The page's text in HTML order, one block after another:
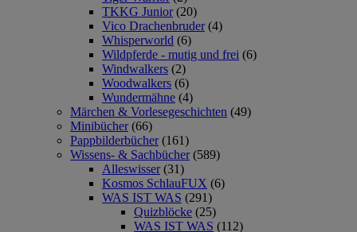
TKKG Junior (20)
Vico Drachenbruder (4)
Whisperworld (6)
Wildpferde - mutig und frei (6)
Windwalkers (2)
Woodwalkers (6)
Wundermähne (4)
Märchen & Vorlesegeschichten (49)
Minibücher (66)
Pappbilderbücher (161)
Wissens- & Sachbücher (589)
Alleswisser (31)
Kosmos SchlauFUX (6)
WAS IST WAS (291)
Quizblöcke (25)
WAS IST WAS (112)